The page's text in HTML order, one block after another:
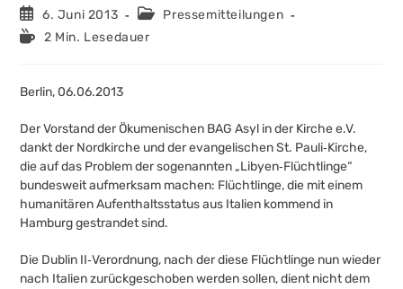
Beitrag
veröffentlicht:
6. Juni 2013
Beitrags-
Pressemitteilungen
Lesedauer:
2 Min. Lesedauer
Berlin, 06.06.2013
Der Vorstand der Ökumenischen BAG Asyl in der Kirche e.V.
dankt der Nordkirche und der evangelischen St. Pauli‐Kirche,
die auf das Problem der sogenannten „Libyen‐Flüchtlinge“
bundesweit aufmerksam machen: Flüchtlinge, die mit einem
humanitären Aufenthaltsstatus aus Italien kommend in
Hamburg gestrandet sind.
Die Dublin II‐Verordnung, nach der diese Flüchtlinge nun wieder
nach Italien zurückgeschoben werden sollen, dient nicht dem